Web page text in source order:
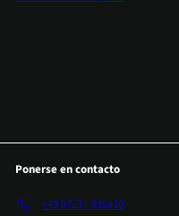
Ponerse en contacto
+49 9723 - 935420